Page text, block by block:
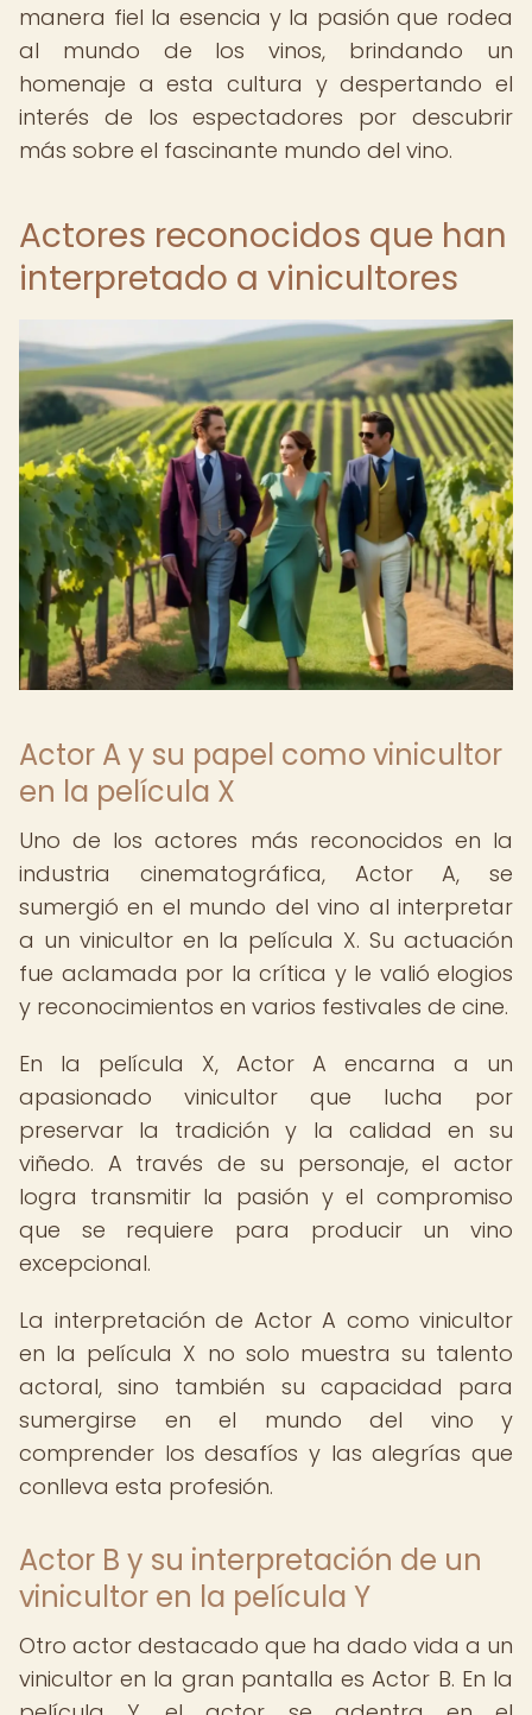
manera fiel la esencia y la pasión que rodea
al mundo de los vinos, brindando un
homenaje a esta cultura y despertando el
interés de los espectadores por descubrir
más sobre el fascinante mundo del vino.
Actores reconocidos que han
interpretado a vinicultores
Actor A y su papel como vinicultor
en la película X
Uno de los actores más reconocidos en la
industria cinematográfica, Actor A, se
sumergió en el mundo del vino al interpretar
a un vinicultor en la película X. Su actuación
fue aclamada por la crítica y le valió elogios
y reconocimientos en varios festivales de cine.
En la película X, Actor A encarna a un
apasionado vinicultor que lucha por
preservar la tradición y la calidad en su
viñedo. A través de su personaje, el actor
logra transmitir la pasión y el compromiso
que se requiere para producir un vino
excepcional.
La interpretación de Actor A como vinicultor
en la película X no solo muestra su talento
actoral, sino también su capacidad para
sumergirse en el mundo del vino y
comprender los desafíos y las alegrías que
conlleva esta profesión.
Actor B y su interpretación de un
vinicultor en la película Y
Otro actor destacado que ha dado vida a un
vinicultor en la gran pantalla es Actor B. En la